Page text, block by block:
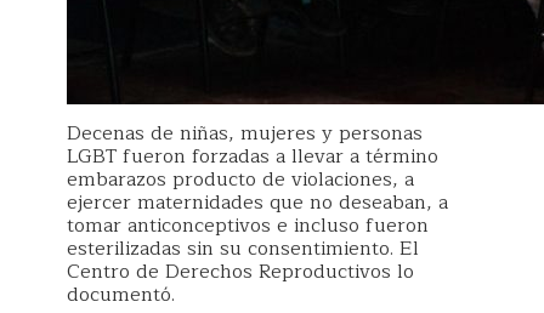
Decenas de niñas, mujeres y personas
LGBT fueron forzadas a llevar a término
embarazos producto de violaciones, a
ejercer maternidades que no deseaban, a
tomar anticonceptivos e incluso fueron
esterilizadas sin su consentimiento. El
Centro de Derechos Reproductivos lo
documentó.